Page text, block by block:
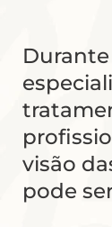
visão
pode